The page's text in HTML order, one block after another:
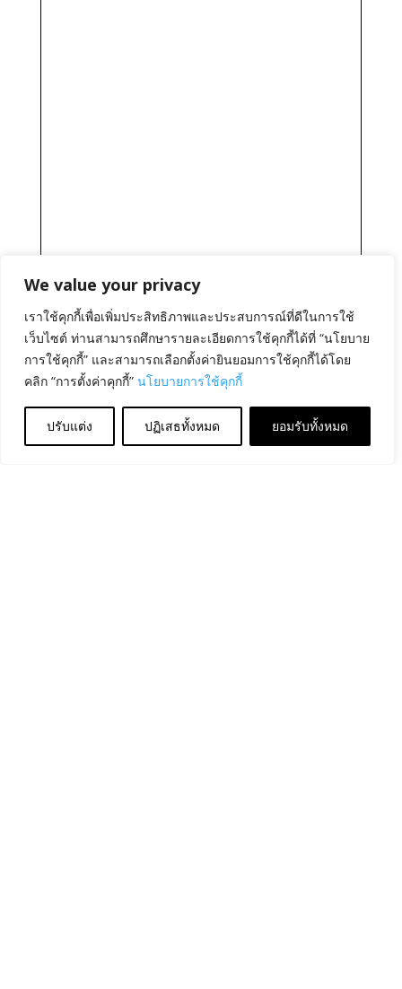
We value your privacy
เราใช้คุกกี้เพื่อเพิ่มประสิทธิภาพและประสบการณ์ที่ดีในการใช้
เว็บไซต์ ท่านสามารถศึกษารายละเอียดการใช้คุกกี้ได้ที่ “นโยบาย
การใช้คุกกี้” และสามารถเลือกตั้งค่ายินยอมการใช้คุกกี้ได้โดย
คลิก “การตั้งค่าคุกกี้” นโยบายการใช้คุกกี้
ปรับแต่ง ปฏิเสธทั้งหมด ยอมรับทั้งหมด